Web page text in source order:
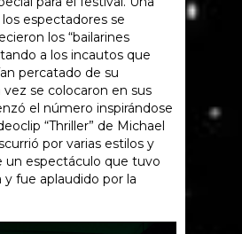
espectadores se
los “bailarines
a los incautos que
percatado de su
vez se colocaron en sus
el número inspirándose
“Thriller” de Michael
por varias estilos y
un espectáculo que tuvo
fue aplaudido por la